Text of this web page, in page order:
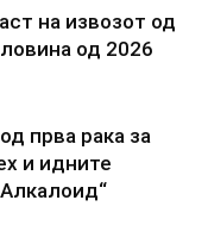
на извозот од
од 2026
прва рака за
и идните